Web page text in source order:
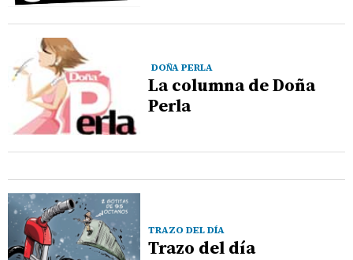
DOÑA PERLA
La columna de Doña
Perla
TRAZO DEL DÍA
Trazo del día